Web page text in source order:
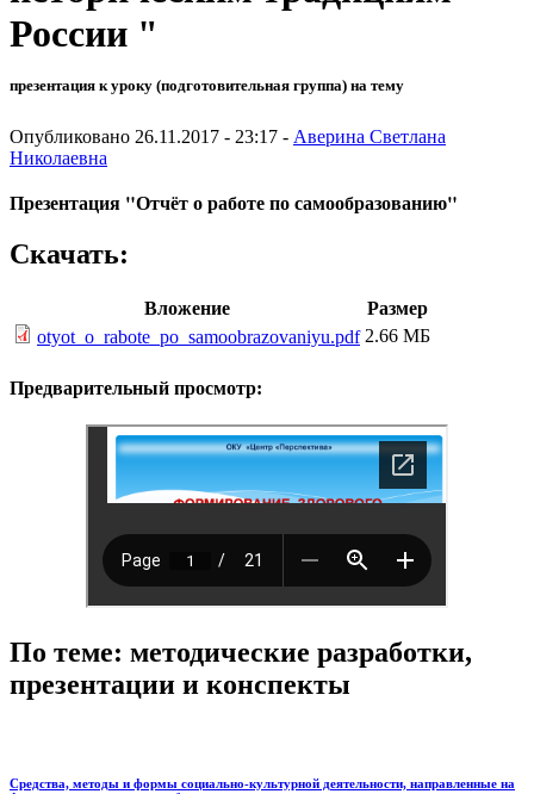
России "
презентация к уроку (подготовительная группа) на тему
Опубликовано 26.11.2017 - 23:17 - Аверина Светлана
Николаевна
Презентация "Отчёт о работе по самообразованию"
Скачать:
Вложение
Размер
otyot_o_rabote_po_samoobrazovaniyu.pdf 2.66 МБ
Предварительный просмотр:
По теме: методические разработки,
презентации и конспекты
Средства, методы и формы социально-культурной деятельности, направленные на